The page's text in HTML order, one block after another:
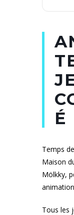
É
Temps
Maison
Mölkky,
Tous les